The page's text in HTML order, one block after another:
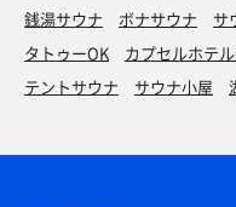
銭湯サウナ
ボナサウナ サ
タトゥーOK
カプセルホテ
テントサウナ
サウナ小屋